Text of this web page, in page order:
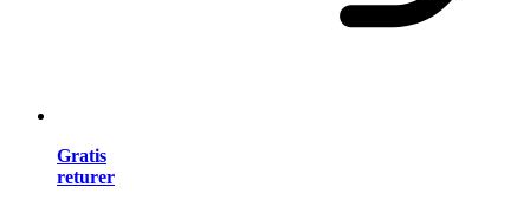
Gratis
returer